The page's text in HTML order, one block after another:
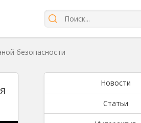
безопасности
Новости
Статьи